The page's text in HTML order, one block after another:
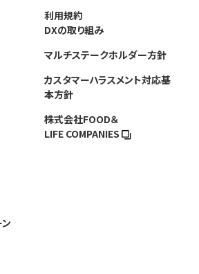
利用規約
DXの取り組み
マルチステークホルダー方針
カスタマーハラスメント対応基
本方針
株式会社FOOD＆
LIFE COMPANIES